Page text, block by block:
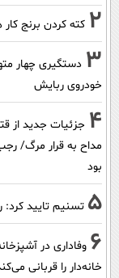
2 کته کردن برنج
3 دستگیری چهار
خودروی ربایش
4 جزئیات جدید از
بود
5 تسنیم تایید
6 وفاداری در
خانه‌دار را قربانی